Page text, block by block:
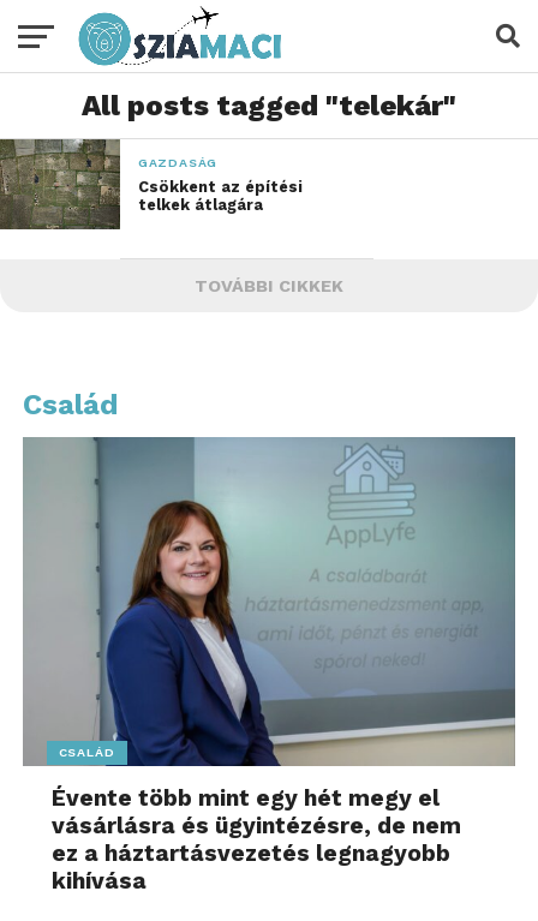
All posts tagged "telekár"
GAZDASÁG
Csökkent az építési
telkek átlagára
TOVÁBBI CIKKEK
Család
CSALÁD
Évente több mint egy hét megy el
vásárlásra és ügyintézésre, de nem
ez a háztartásvezetés legnagyobb
kihívása